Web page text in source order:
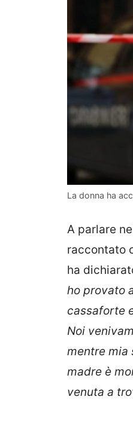
La donna ha
A parlare
raccontato
ha
ho provato
cassaforte
Noi
mentre mia
madre è
venuta a